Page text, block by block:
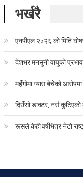
भर्खरै
एनपीएल २०२६ को मिति
देशभर मनसुनी वायुको प्रभाव
महँगोमा ग्यास बेचेको
दिउँसो डाक्टर, नर्स
रूसले केही वर्षभित्र नेटो